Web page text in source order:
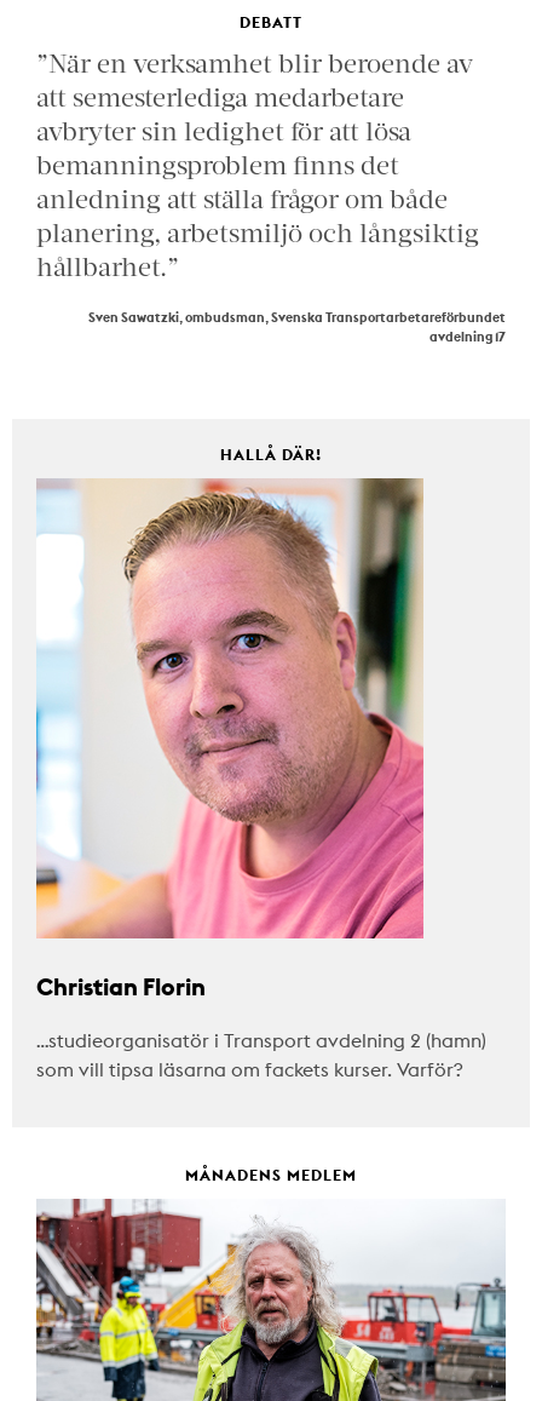
DEBATT
”När en verksamhet blir beroende av
att semesterlediga medarbetare
avbryter sin ledighet för att lösa
bemanningsproblem finns det
anledning att ställa frågor om både
planering, arbetsmiljö och långsiktig
hållbarhet.”
Sven Sawatzki, ombudsman, Svenska Transportarbetareförbundet
avdelning 17
HALLÅ DÄR!
Christian Florin
…studieorganisatör i Transport avdelning 2 (hamn)
som vill tipsa läsarna om fackets kurser. Varför?
MÅNADENS MEDLEM